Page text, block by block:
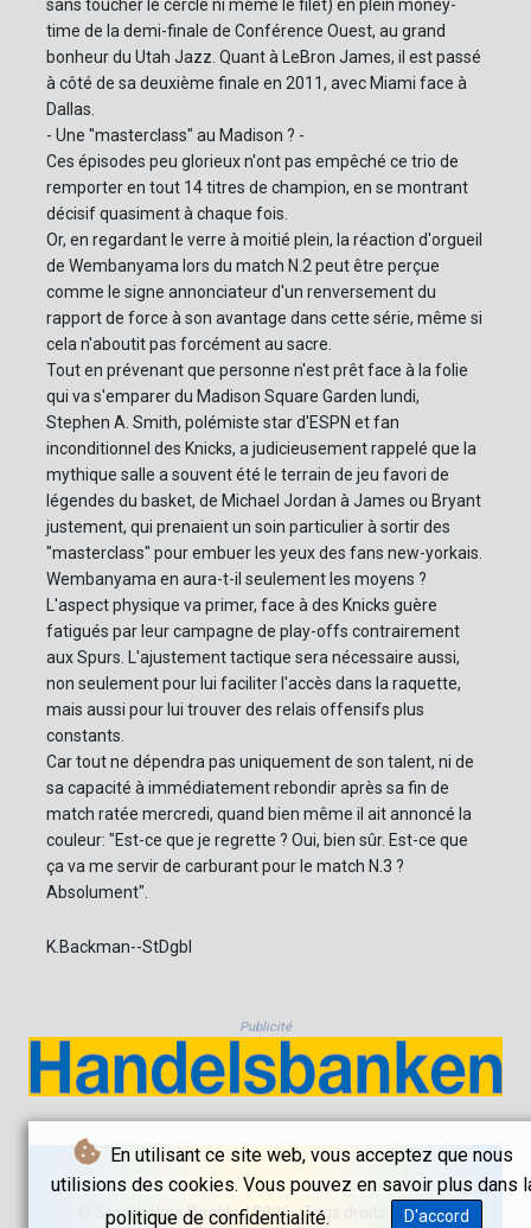
En utilisant ce site web, vous acceptez que nous
utilisions des cookies. Vous pouvez en savoir plus dans
politique de confidentialité.
D'accord
sans toucher le cercle ni même le filet) en plein money-
time de la demi-finale de Conférence Ouest, au grand
bonheur du Utah Jazz. Quant à LeBron James, il est passé
à côté de sa deuxième finale en 2011, avec Miami face à
Dallas.
- Une "masterclass" au Madison ? -
Ces épisodes peu glorieux n'ont pas empêché ce trio de
remporter en tout 14 titres de champion, en se montrant
décisif quasiment à chaque fois.
Or, en regardant le verre à moitié plein, la réaction d'orgueil
de Wembanyama lors du match N.2 peut être perçue
comme le signe annonciateur d'un renversement du
rapport de force à son avantage dans cette série, même si
cela n'aboutit pas forcément au sacre.
Tout en prévenant que personne n'est prêt face à la folie
qui va s'emparer du Madison Square Garden lundi,
Stephen A. Smith, polémiste star d'ESPN et fan
inconditionnel des Knicks, a judicieusement rappelé que la
mythique salle a souvent été le terrain de jeu favori de
légendes du basket, de Michael Jordan à James ou Bryant
justement, qui prenaient un soin particulier à sortir des
"masterclass" pour embuer les yeux des fans new-yorkais.
Wembanyama en aura-t-il seulement les moyens ?
L'aspect physique va primer, face à des Knicks guère
fatigués par leur campagne de play-offs contrairement
aux Spurs. L'ajustement tactique sera nécessaire aussi,
non seulement pour lui faciliter l'accès dans la raquette,
mais aussi pour lui trouver des relais offensifs plus
constants.
Car tout ne dépendra pas uniquement de son talent, ni de
sa capacité à immédiatement rebondir après sa fin de
match ratée mercredi, quand bien même il ait annoncé la
couleur: "Est-ce que je regrette ? Oui, bien sûr. Est-ce que
ça va me servir de carburant pour le match N.3 ?
Absolument".
K.Backman--StDgbl
Publicité
© Stockholms Dagblad 2026 - Tous droits réservés